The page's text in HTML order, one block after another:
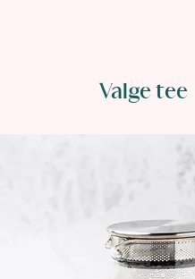
Valge tee